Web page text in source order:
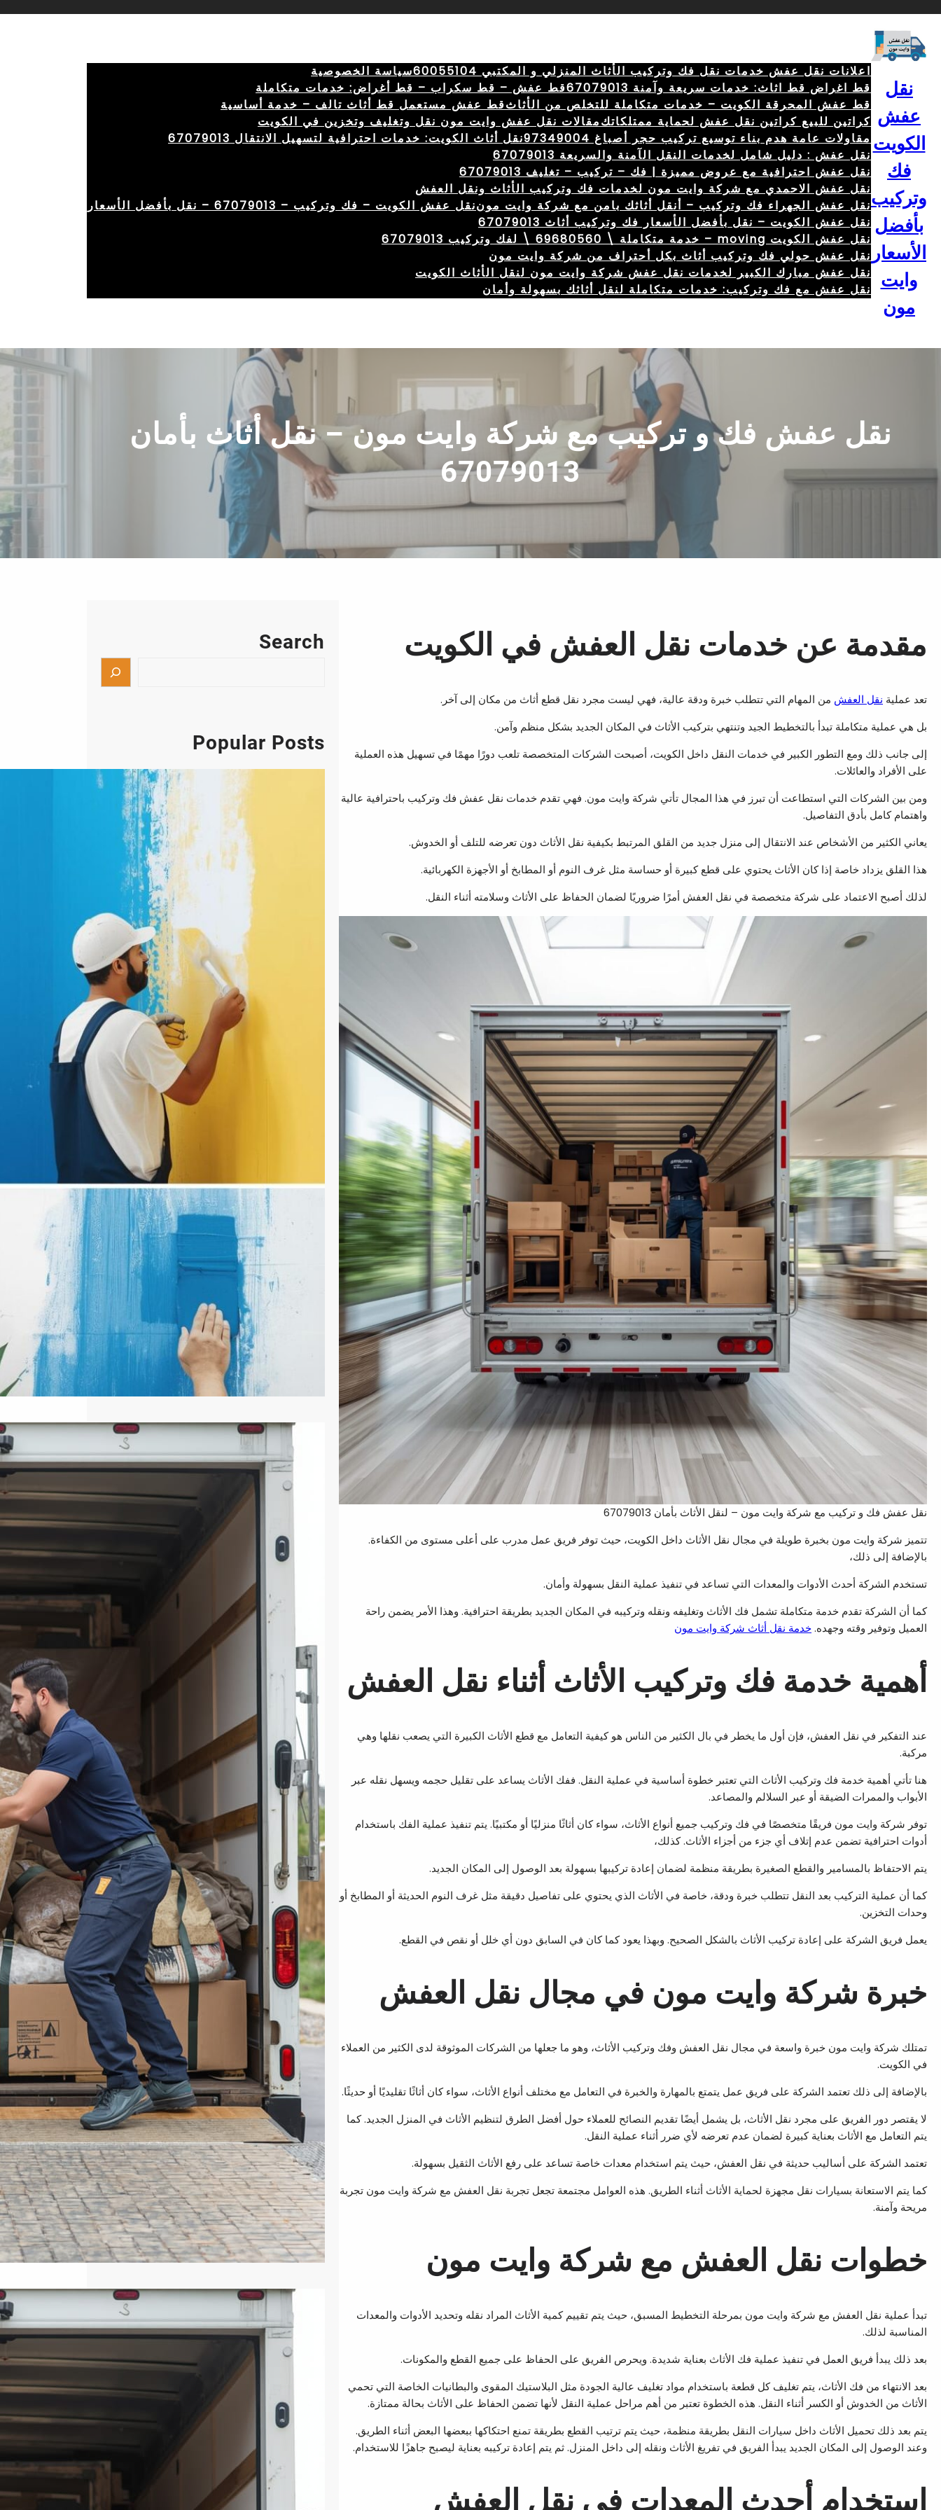
المحتوى
نقل
عفش
الكويت
فك
وتركيب
بأفضل
الأسعار
وايت
مون
اعلانات نقل عفش خدمات نقل فك وتركيب الأثاث المنزلي و المكتبي 60055104
سياسة الخصوصية
قط اغراض قط اثاث: خدمات سريعة وآمنة 67079013
قط عفش – قط سكراب – قط أغراض: خدمات متكاملة
قط عفش المحرقة الكويت – خدمات متكاملة للتخلص من الأثاثقط عفش مستعمل قط أثاث تالف – خدمة أساسية
كراتين للبيع كراتين نقل عفش لحماية ممتلكاتكمقالات نقل عفش وايت مون نقل وتغليف وتخزين في الكويت
مقاولات عامة هدم بناء توسيع تركيب حجر أصباغ 97349004
نقل أثاث الكويت: خدمات احترافية لتسهيل الانتقال 67079013
نقل عفش : دليل شامل لخدمات النقل الآمنة والسريعة 67079013
نقل عفش احترافية مع عروض مميزة | فك – تركيب – تغليف 67079013
نقل عفش الاحمدي مع شركة وايت مون لخدمات فك وتركيب الأثاث ونقل العفش
نقل عفش الجهراء فك وتركيب – أنقل أثاثك بامن مع شركة وايت موننقل عفش الكويت – فك وتركيب – 67079013 – نقل بأفضل الأسعار
نقل عفش الكويت – نقل بأفضل الأسعار فك وتركيب أثاث 67079013
نقل عفش الكويت moving – خدمة متكاملة \ 69680560 \ لفك وتركيب 67079013
نقل عفش حولي فك وتركيب أثاث بكل أحتراف من شركة وايت مون
نقل عفش مبارك الكبير لخدمات نقل عفش شركة وايت مون لنقل الأثاث الكويت
نقل عفش مع فك وتركيب: خدمات متكاملة لنقل أثاثك بسهولة وأمان
نقل عفش فك و تركيب مع شركة وايت مون – نقل أثاث بأمان
67079013
مقدمة عن خدمات نقل العفش في الكويت
تعد عملية نقل العفش من المهام التي تتطلب خبرة ودقة عالية، فهي ليست مجرد نقل قطع أثاث من مكان إلى آخر.
بل هي عملية متكاملة تبدأ بالتخطيط الجيد وتنتهي بتركيب الأثاث في المكان الجديد بشكل منظم وآمن.
إلى جانب ذلك ومع التطور الكبير في خدمات النقل داخل الكويت، أصبحت الشركات المتخصصة تلعب دورًا مهمًا في تسهيل هذه العملية
على الأفراد والعائلات.
ومن بين الشركات التي استطاعت أن تبرز في هذا المجال تأتي شركة وايت مون. فهي تقدم خدمات نقل عفش فك وتركيب باحترافية عالية
واهتمام كامل بأدق التفاصيل.
يعاني الكثير من الأشخاص عند الانتقال إلى منزل جديد من القلق المرتبط بكيفية نقل الأثاث دون تعرضه للتلف أو الخدوش.
هذا القلق يزداد خاصة إذا كان الأثاث يحتوي على قطع كبيرة أو حساسة مثل غرف النوم أو المطابخ أو الأجهزة الكهربائية.
لذلك أصبح الاعتماد على شركة متخصصة في نقل العفش أمرًا ضروريًا لضمان الحفاظ على الأثاث وسلامته أثناء النقل.
نقل عفش فك و تركيب مع شركة وايت مون – لنقل الأثاث بأمان 67079013
تتميز شركة وايت مون بخبرة طويلة في مجال نقل الأثاث داخل الكويت، حيث توفر فريق عمل مدرب على أعلى مستوى من الكفاءة.
بالإضافة إلى ذلك،
تستخدم الشركة أحدث الأدوات والمعدات التي تساعد في تنفيذ عملية النقل بسهولة وأمان.
كما أن الشركة تقدم خدمة متكاملة تشمل فك الأثاث وتغليفه ونقله وتركيبه في المكان الجديد بطريقة احترافية. وهذا الأمر يضمن راحة
العميل وتوفير وقته وجهده.خدمة نقل أثاث شركة وايت مون
أهمية خدمة فك وتركيب الأثاث أثناء نقل العفش
عند التفكير في نقل العفش، فإن أول ما يخطر في بال الكثير من الناس هو كيفية التعامل مع قطع الأثاث الكبيرة التي يصعب نقلها وهي
مركبة.
هنا تأتي أهمية خدمة فك وتركيب الأثاث التي تعتبر خطوة أساسية في عملية النقل. ففك الأثاث يساعد على تقليل حجمه ويسهل نقله عبر
الأبواب والممرات الضيقة أو عبر السلالم والمصاعد.
توفر شركة وايت مون فريقًا متخصصًا في فك وتركيب جميع أنواع الأثاث، سواء كان أثاثًا منزليًا أو مكتبيًا. يتم تنفيذ عملية الفك باستخدام
أدوات احترافية تضمن عدم إتلاف أي جزء من أجزاء الأثاث. كذلك،
يتم الاحتفاظ بالمسامير والقطع الصغيرة بطريقة منظمة لضمان إعادة تركيبها بسهولة بعد الوصول إلى المكان الجديد.
كما أن عملية التركيب بعد النقل تتطلب خبرة ودقة، خاصة في الأثاث الذي يحتوي على تفاصيل دقيقة مثل غرف النوم الحديثة أو المطابخ أو
وحدات التخزين.
يعمل فريق الشركة على إعادة تركيب الأثاث بالشكل الصحيح. وبهذا يعود كما كان في السابق دون أي خلل أو نقص في القطع.
خبرة شركة وايت مون في مجال نقل العفش
تمتلك شركة وايت مون خبرة واسعة في مجال نقل العفش وفك وتركيب الأثاث، وهو ما جعلها من الشركات الموثوقة لدى الكثير من العملاء
في الكويت.
بالإضافة إلى ذلك تعتمد الشركة على فريق عمل يتمتع بالمهارة والخبرة في التعامل مع مختلف أنواع الأثاث، سواء كان أثاثًا تقليديًا أو حديثًا.
لا يقتصر دور الفريق على مجرد نقل الأثاث، بل يشمل أيضًا تقديم النصائح للعملاء حول أفضل الطرق لتنظيم الأثاث في المنزل الجديد. كما
يتم التعامل مع الأثاث بعناية كبيرة لضمان عدم تعرضه لأي ضرر أثناء عملية النقل.
تعتمد الشركة على أساليب حديثة في نقل العفش، حيث يتم استخدام معدات خاصة تساعد على رفع الأثاث الثقيل بسهولة.
كما يتم الاستعانة بسيارات نقل مجهزة لحماية الأثاث أثناء الطريق. هذه العوامل مجتمعة تجعل تجربة نقل العفش مع شركة وايت مون تجربة
مريحة وآمنة.
خطوات نقل العفش مع شركة وايت مون
تبدأ عملية نقل العفش مع شركة وايت مون بمرحلة التخطيط المسبق، حيث يتم تقييم كمية الأثاث المراد نقله وتحديد الأدوات والمعدات
المناسبة لذلك.
بعد ذلك يبدأ فريق العمل في تنفيذ عملية فك الأثاث بعناية شديدة. ويحرص الفريق على الحفاظ على جميع القطع والمكونات.
بعد الانتهاء من فك الأثاث، يتم تغليف كل قطعة باستخدام مواد تغليف عالية الجودة مثل البلاستيك المقوى والبطانيات الخاصة التي تحمي
الأثاث من الخدوش أو الكسر أثناء النقل. هذه الخطوة تعتبر من أهم مراحل عملية النقل لأنها تضمن الحفاظ على الأثاث بحالة ممتازة.
يتم بعد ذلك تحميل الأثاث داخل سيارات النقل بطريقة منظمة، حيث يتم ترتيب القطع بطريقة تمنع احتكاكها ببعضها البعض أثناء الطريق.
وعند الوصول إلى المكان الجديد يبدأ الفريق في تفريغ الأثاث ونقله إلى داخل المنزل. ثم يتم إعادة تركيبه بعناية ليصبح جاهزًا للاستخدام.
استخدام أحدث المعدات في نقل العفش
Search
h
Popular Posts
أصباغ الكويت ابو حسن صباغ شاطر
تركيب جبس بورد
إذا كنت تبحث عن أفضل خدمات أصباغ
الكويت وتركيب جبس بورد بأعلى مستويات
الجودة والاحترافية، فإن أعمال الدهانات
والديكورات الحديثة أصبحت من أهم عناصر
التشطيب التي تضيف لمسة جمالية راقية
للمنازل والفلل والشركات. توفر خدمات
الصباغة الحديثة خيارات واسعة من الألوان
والتصاميم العصرية التي تتناسب مع
مختلف الأذواق، بينما يساهم الجبس بورد
في تنفيذ أسقف…
كيفىة أختيار أفضل شركة نقل عفش
في الكويت: دليل شامل
للمستخدمين
أهمية اختيار شركة نقل موثوقة اختيار
شركة نقل عفش موثوقة من أهم الخطوات
التي تضمن نجاح عملية نقل الأثاث دون
تعرض المقتنيات للتلف أو الخدوش أو
الفقدان. في الحقيقة، كيفية اختيار شركة
نقل عفش في الكويت سؤال يجول في
ذهن كل من ينوي الانتقال بأمان. فالشركة
المحترفة تمتلك الخبرة الكافية للتعامل مع
جميع أنواع الأثاث،…
نقل عفش المنازل والمكاتب خدمات
نقل احترافية تضمن الأمان وسرعة
وجودة
عندما يحين وقت الانتقال إلى منزل جديد أو
مقر عمل مختلف، تصبح عملية نقل الأثاث
واحدة من أكثر المهام التي تحتاج إلى
تخطيط دقيق وخبرة حقيقية. فالأثاث لا
يمثل مجرد مقتنيات مادية، بل يضم قطعًا
ذات قيمة مالية ومعنوية تحتاج إلى عناية
خاصة أثناء الفك والتغليف والنقل